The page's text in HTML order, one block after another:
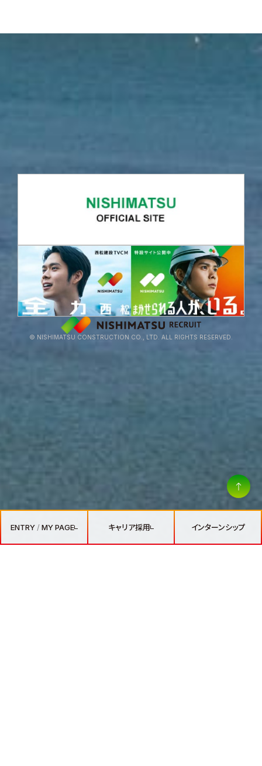
© NISHIMATSU CONSTRUCTION CO., LTD. ALL RIGHTS RESERVED.
ENTRY / MY PAGE
27卒 ENTRY
28卒 PRE-ENTRY
キャリア採用
選考経験者優遇採用
インターンシップ